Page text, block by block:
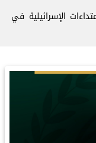
الإسرائيلية في